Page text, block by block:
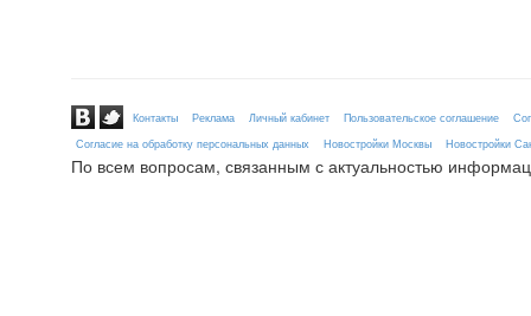
Контакты Реклама Личный кабинет Пользовательское соглашение
Согласие на обработку персональных данных
Новостройки Москвы Новостройки
По всем вопросам, связанным с актуальностью